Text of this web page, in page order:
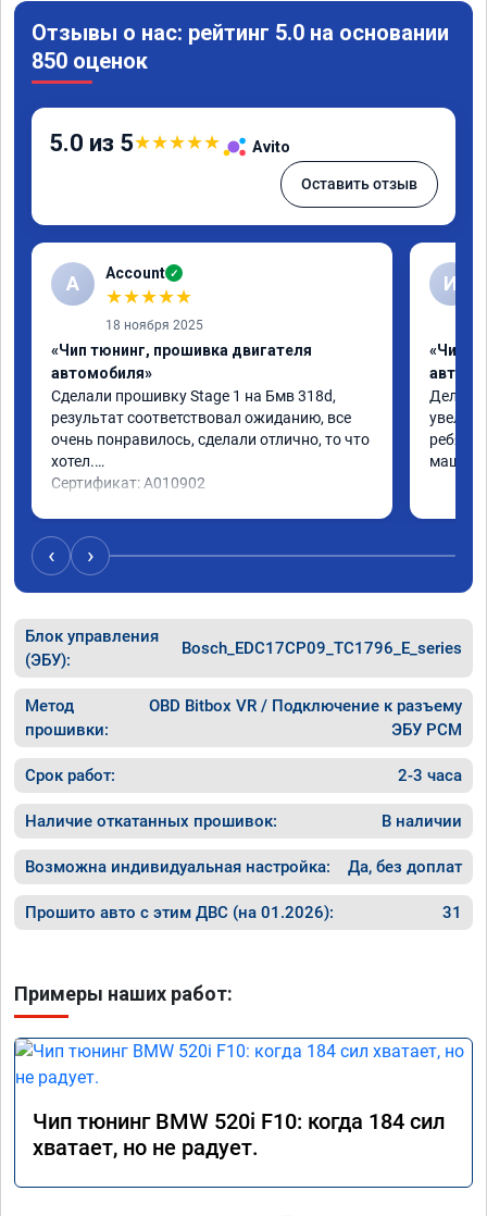
Отзывы о нас: рейтинг 5.0 на основании
850 оценок
5.0 из 5★★★★★ Avito
Оставить отзыв
A Account ✓
★★★★★
18 ноября 2025
«Чип тюнинг, прошивка двигателя
автомобиля»
Сделали прошивку Stage 1 на Бмв 318d,
результат соответствовал ожиданию, все
очень понравилось, сделали отлично, то что
хотел.
Сертификат: A010902
И
«Чип
Делали
ребята
машина
‹ ›
Блок управления
(ЭБУ):
Bosch_EDC17CP09_TC1796_E_series
Метод
прошивки:
OBD Bitbox VR / Подключение к разъему
ЭБУ PCM
Срок работ: 2-3 часа
Наличие откатанных прошивок: В наличии
Возможна индивидуальная настройка: Да, без доплат
Прошито авто с этим ДВС (на 01.2026): 31
Примеры наших работ:
Чип тюнинг BMW 520i F10: когда 184 сил
хватает, но не радует.